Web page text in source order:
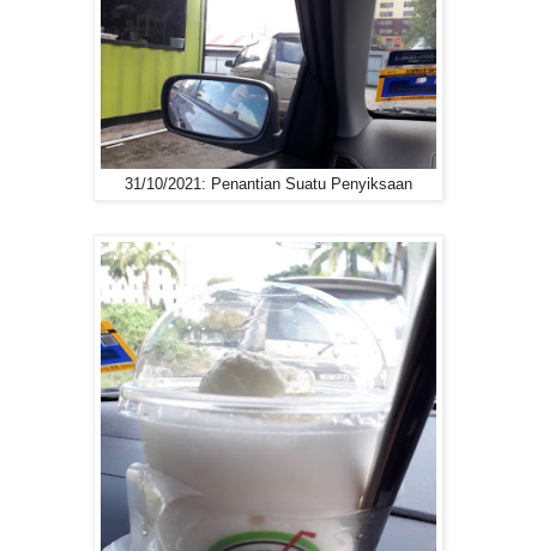
31/10/2021: Penantian Suatu Penyiksaan